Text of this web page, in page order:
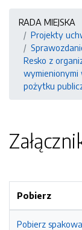
RADA MIEJSKA
Projekty
Resko z
wymienionymi
pożytku
Pobierz
Pobierz